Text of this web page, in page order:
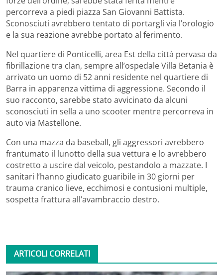
percorreva a piedi piazza San Giovanni Battista.
Sconosciuti avrebbero tentato di portargli via l’orologio
e la sua reazione avrebbe portato al ferimento.
Nel quartiere di Ponticelli, area Est della città pervasa da
fibrillazione tra clan, sempre all’ospedale Villa Betania è
arrivato un uomo di 52 anni residente nel quartiere di
Barra in apparenza vittima di aggressione. Secondo il
suo racconto, sarebbe stato avvicinato da alcuni
sconosciuti in sella a uno scooter mentre percorreva in
auto via Mastellone.
Con una mazza da baseball, gli aggressori avrebbero
frantumato il lunotto della sua vettura e lo avrebbero
costretto a uscire dal veicolo, pestandolo a mazzate. I
sanitari l’hanno giudicato guaribile in 30 giorni per
trauma cranico lieve, ecchimosi e contusioni multiple,
sospetta frattura all’avambraccio destro.
ARTICOLI CORRELATI